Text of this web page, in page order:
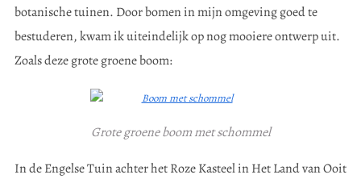
botanische tuinen. Door bomen in mijn omgeving goed te
bestuderen, kwam ik uiteindelijk op nog mooiere ontwerp uit.
Zoals deze grote groene boom:
Grote groene boom met schommel
In de Engelse Tuin achter het Roze Kasteel in Het Land van Ooit